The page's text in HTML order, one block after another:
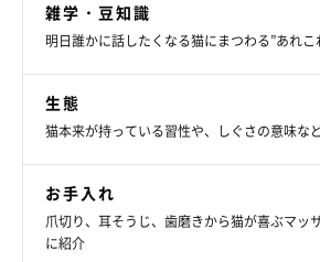
するのがベストでしょうか？
飼い主さんに怒られたとき、猫は落ち込む
んを怖がります。愛猫が繊細なタイプなら
雑学・豆知識
明日誰かに話したくなる猫にまつわる”あれこ
生態
猫本来が持っている習性や、しぐさの意味な
お手入れ
爪切り、耳そうじ、歯磨きから猫が喜ぶマッ
に紹介